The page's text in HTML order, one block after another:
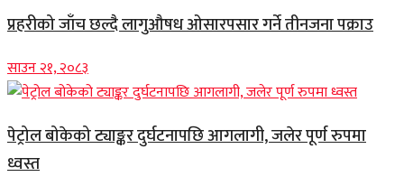
प्रहरीको जाँच छल्दै लागुऔषध ओसारपसार गर्ने तीनजना पक्राउ
साउन २१, २०८३
पेट्रोल बोकेको ट्याङ्कर दुर्घटनापछि आगलागी, जलेर पूर्ण रुपमा
ध्वस्त